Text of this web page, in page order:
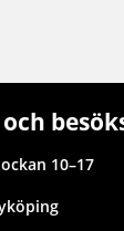
10–17